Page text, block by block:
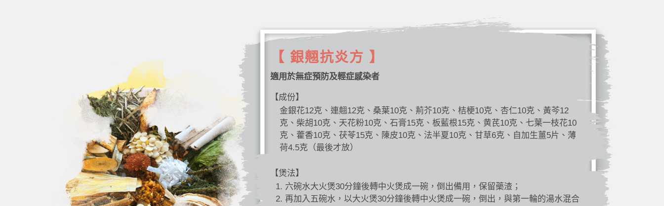
【 銀翹抗炎方 】
適用於無症預防及輕症感染者
【成份】
金銀花12克、連翹12克、桑葉10克、荊芥10克、桔梗10克、杏仁10克、黃芩12
克、柴胡10克、天花粉10克、石膏15克、板藍根15克、黄芪10克、七葉一枝花10
克、藿香10克、茯苓15克、陳皮10克、法半夏10克、甘草6克、自加生薑5片、薄
荷4.5克（最後才放）
【煲法】
六碗水大火煲30分鐘後轉中火煲成一碗，倒出備用，保留藥渣；
再加入五碗水，以大火煲30分鐘後轉中火煲成一碗，倒出，與第一輪的湯水混合